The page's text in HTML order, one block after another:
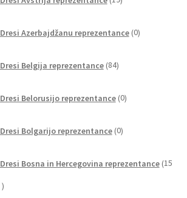
izdelkov
Dresi Azerbajdžanu reprezentance 0izdelkov
Dresi Belgija reprezentance 84izdelkov
Dresi Belorusijo reprezentance 0izdelkov
Dresi Bolgarijo reprezentance 0izdelkov
Dresi Bosna in Hercegovina reprezentance 15
15